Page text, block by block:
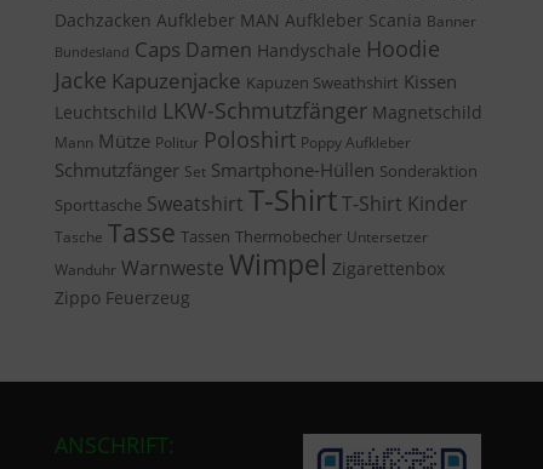
Dachzacken Aufkleber MAN Aufkleber Scania Banner
Bundesland Caps Damen Handyschale Hoodie
Jacke Kapuzenjacke Kapuzen Sweathshirt Kissen
Leuchtschild LKW-Schmutzfänger Magnetschild
Mann Mütze Politur Poloshirt Poppy Aufkleber
Schmutzfänger Set Smartphone-Hüllen Sonderaktion
Sporttasche Sweatshirt T-ShirtT-Shirt Kinder
Tasche Tasse Tassen Thermobecher Untersetzer
Wanduhr Warnweste Wimpel Zigarettenbox
Zippo Feuerzeug
ANSCHRIFT: